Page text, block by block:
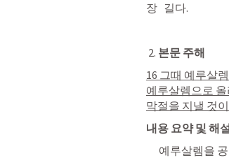
장   길다.
2. 본문 주해
16 그때 예루살
예루살렘으로
막절을 지낼 것
내용 요약 및 해